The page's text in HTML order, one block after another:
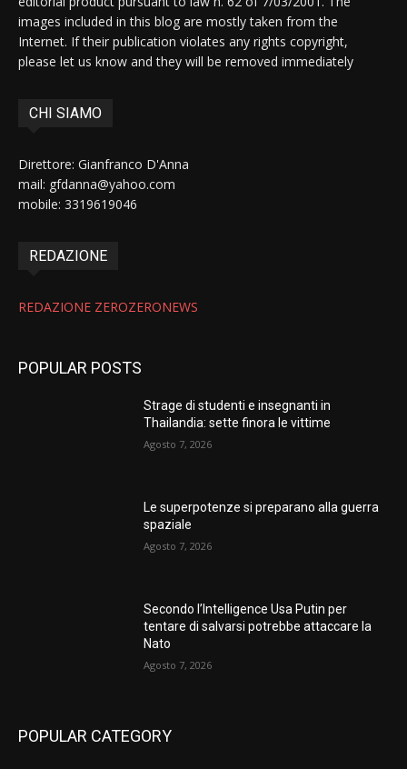
images included in this blog are mostly taken from the
Internet. If their publication violates any rights copyright,
please let us know and they will be removed immediately
CHI SIAMO
Direttore: Gianfranco D'Anna
mail: gfdanna@yahoo.com
mobile: 3319619046
REDAZIONE
REDAZIONE ZEROZERONEWS
POPULAR POSTS
Strage di studenti e insegnanti in
Thailandia: sette finora le vittime
Agosto 7, 2026
Le superpotenze si preparano alla guerra
spaziale
Agosto 7, 2026
Secondo l’Intelligence Usa Putin per
tentare di salvarsi potrebbe attaccare la
Nato
Agosto 7, 2026
POPULAR CATEGORY